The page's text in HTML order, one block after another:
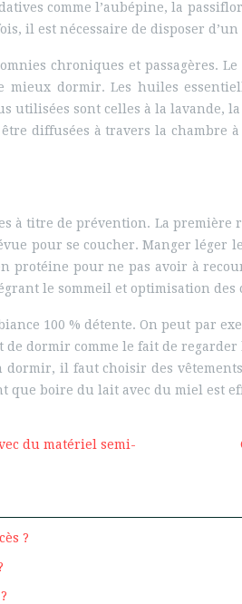
comme l’aubépine, la
il est nécessaire de disposer
chroniques et
dormir. Les huiles
utilisées sont celles à la lavande,
diffusées à travers la chambre
à titre de prévention. La
pour se coucher. Manger
pour ne pas avoir à
le sommeil et optimisation des
100 % détente. On peut par
de dormir comme le fait de
il faut choisir des
que boire du lait avec du miel est
du matériel semi-
?